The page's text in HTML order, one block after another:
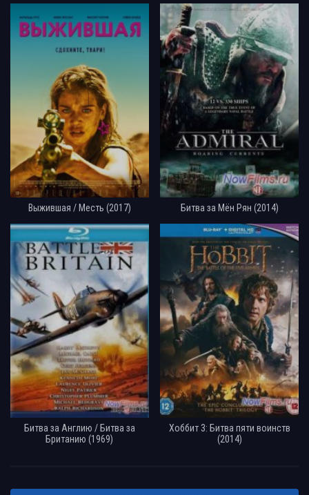
Выжившая / Месть (2017) Битва за Мён Рян (2014)
Битва за Англию / Битва за
Британию (1969)
Хоббит 3: Битва пяти воинств
(2014)